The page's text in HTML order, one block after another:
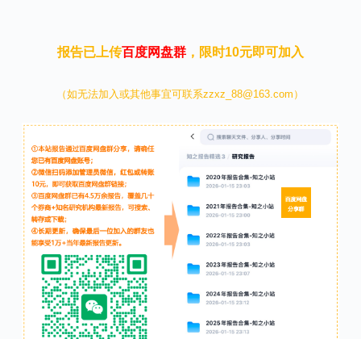
报告已上传百度网盘群，限时10元即可加入
（如无法加入或其他事宜可联系zzxz_88@163.com）